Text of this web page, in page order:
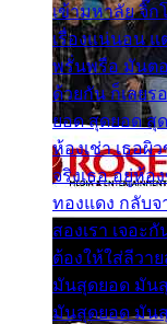
เข้ามหาลัย จิ๊
เรื่องแน่นอน
พรั่นพรือ มันตอ
ด้วยกัน ก็เลย
ยอด สุดยอด สุ
ห้องเช่า เธอผิ
จริงเธอ อยู่ห้อ
ทองแดง กลับ
สองเรา เจอะ
ต้องให้ใส่ลีวา
มันสุดยอด มัน
มันสุดยอด มัน